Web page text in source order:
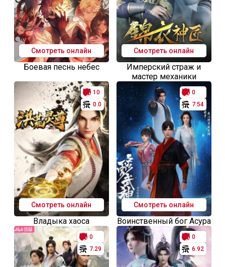
Смотреть онлайн
Боевая песнь небес
Смотреть онлайн
Имперский страж и
мастер механики
10
0.0
Смотреть онлайн
Владыка хаоса
0
7.54
Смотреть онлайн
Воинственный бог Асура
0
7.29
0
6.92